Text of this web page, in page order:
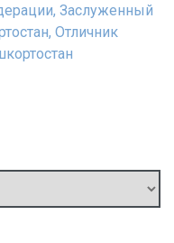
Заслуженный
Отличник